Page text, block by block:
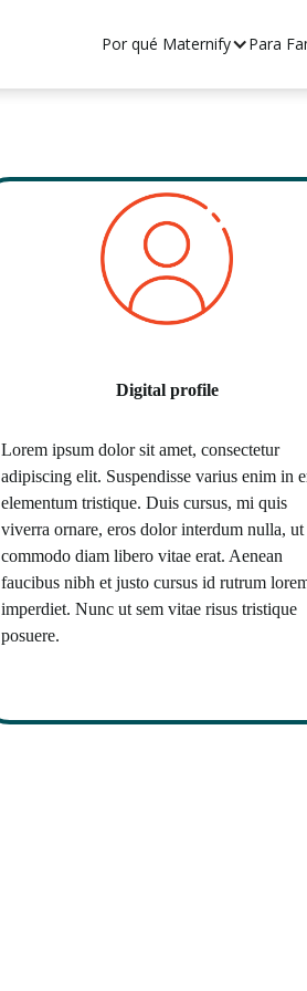
Por qué Maternify Para
Por qué Maternify Para
Digital profile
Lorem ipsum dolor sit amet, consectetur
adipiscing elit. Suspendisse varius enim in
elementum tristique. Duis cursus, mi quis
viverra ornare, eros dolor interdum nulla, ut
commodo diam libero vitae erat. Aenean
faucibus nibh et justo cursus id rutrum
imperdiet. Nunc ut sem vitae risus tristique
posuere.